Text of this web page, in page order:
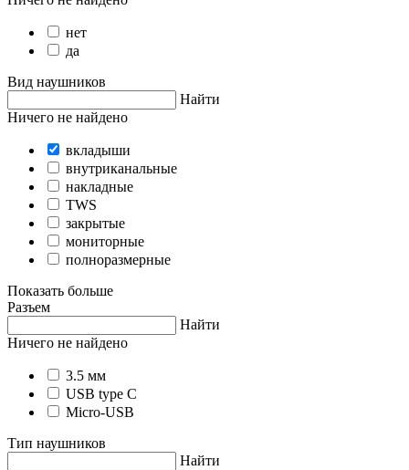
нет
да
Вид наушников
Найти
Ничего не найдено
вкладыши
внутриканальные
накладные
TWS
закрытые
мониторные
полноразмерные
Показать больше
Разъем
Найти
Ничего не найдено
3.5 мм
USB type C
Micro-USB
Тип наушников
Найти